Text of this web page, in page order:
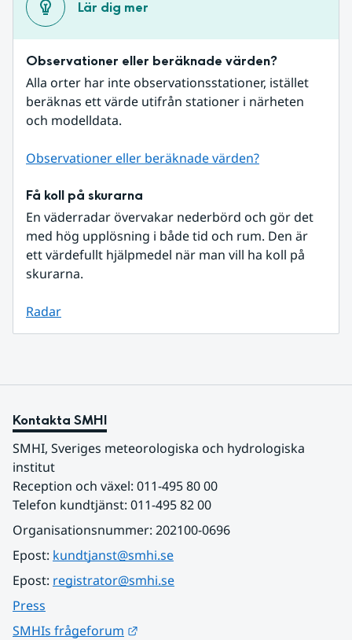
Lär dig mer
Observationer eller beräknade värden?
Alla orter har inte observationsstationer, istället
beräknas ett värde utifrån stationer i närheten
och modelldata.
Observationer eller beräknade värden?
Få koll på skurarna
En väderradar övervakar nederbörd och gör det
med hög upplösning i både tid och rum. Den är
ett värdefullt hjälpmedel när man vill ha koll på
skurarna.
Radar
Kontakta SMHI
SMHI, Sveriges meteorologiska och hydrologiska
institut
Reception och växel: 011-495 80 00
Telefon kundtjänst: 011-495 82 00
Organisationsnummer: 202100-0696
Epost: kundtjanst@smhi.se
Epost: registrator@smhi.se
Press
SMHIs frågeforum